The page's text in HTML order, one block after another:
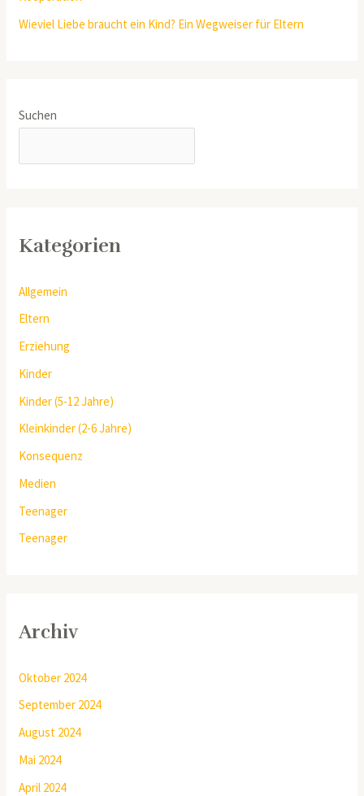
Wieviel Liebe braucht ein Kind? Ein Wegweiser für Eltern
Suchen
Kategorien
Allgemein
Eltern
Erziehung
Kinder
Kinder (5-12 Jahre)
Kleinkinder (2-6 Jahre)
Konsequenz
Medien
Teenager
Teenager
Archiv
Oktober 2024
September 2024
August 2024
Mai 2024
April 2024